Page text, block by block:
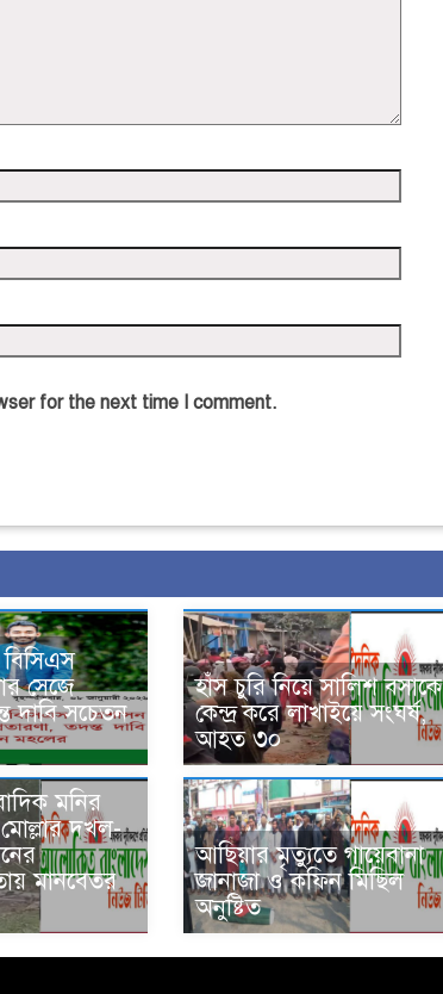
for the next time I comment.
বিসিএস
সেজে
দাবি সচেতন
হাঁস চুরি নিয়ে সালিশ বসাকে
কেন্দ্র করে লাখাইয়ে সংঘর্ষ,
আহত ৩০
মনির
দখল-
মানবেতর
আ‌ছিয়ার মৃত‌্যু‌তে গা‌য়েব‌ানা
জানাজা ও ক‌ফিন মি‌ছিল
অনু‌ষ্টিত